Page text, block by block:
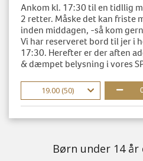
Ankom kl. 17:30 til en tidllig
2 retter. Måske det kan friste
inden middagen, -så kom
Vi har reserveret bord til jer i
17:30. Herefter er der aften
& dæmpet belysning i vores
19.00 (50)
Børn under 14